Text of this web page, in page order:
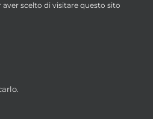
scelto di visitare questo sito